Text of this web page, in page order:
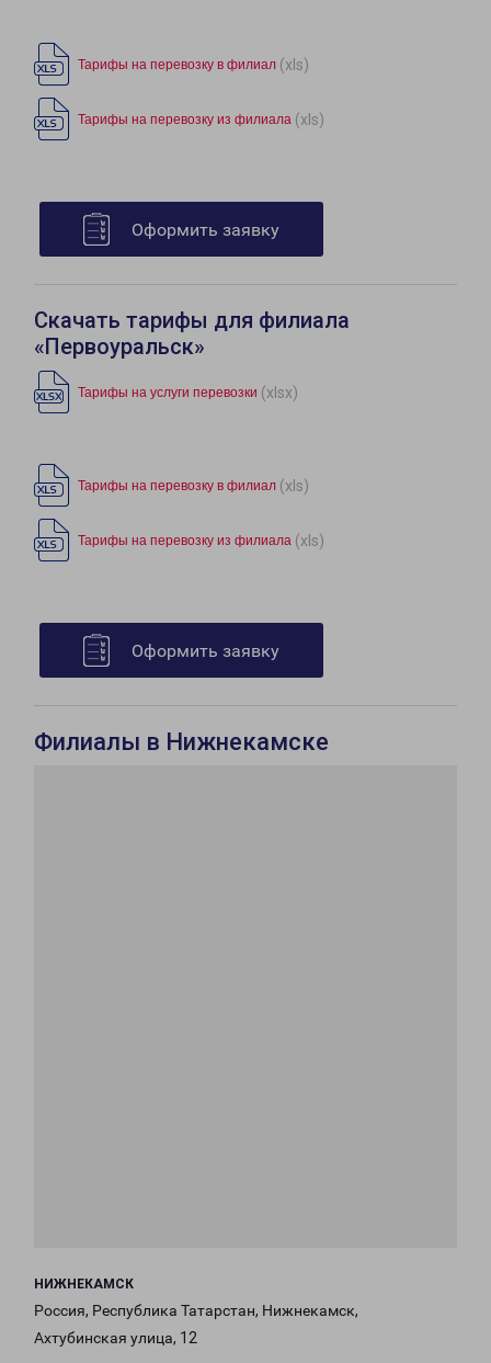
Тарифы на перевозку в филиал (xls)
Тарифы на перевозку из филиала (xls)
Оформить заявку
Скачать тарифы для филиала
«Первоуральск»
Тарифы на услуги перевозки (xlsx)
Тарифы на перевозку в филиал (xls)
Тарифы на перевозку из филиала (xls)
Оформить заявку
Филиалы в Нижнекамске
НИЖНЕКАМСК
Россия, Республика Татарстан, Нижнекамск,
Ахтубинская улица, 12